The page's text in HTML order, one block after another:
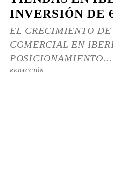
INVERSIÓN DE
EL CRECIMIENTO
COMERCIAL EN
POSICIONAMIENTO...
REDACCIÓN